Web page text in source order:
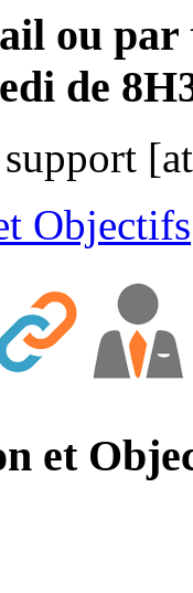
ou par
de
Objectifs
et